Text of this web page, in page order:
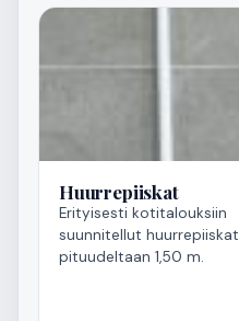
Huurrepiiskat
Erityisesti kotitalouksiin
suunnitellut huurrepiiskat
pituudeltaan 1,50 m.